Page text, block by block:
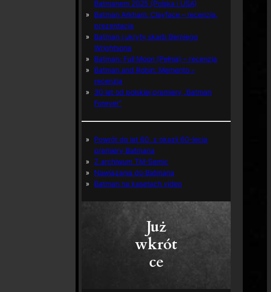
Batmanem 2025 (Polska i USA)
Batman Arkham: Clayface – recenzja,
prezentacja
Batman i ukryty skarb Berniego
Wrightsona
Batman: Full Moon (Pełnia) – recenzja
Batman and Robin: Memento –
recenzja
30 lat od polskiej premiery „Batman
Forever”
Powrót do lat 60. z okazji 60-lecia
premiery Batmana
Z archiwum TM-Semic
Nawiązania do Batmana
Batman na kasetach video
Już
wkrót
ce